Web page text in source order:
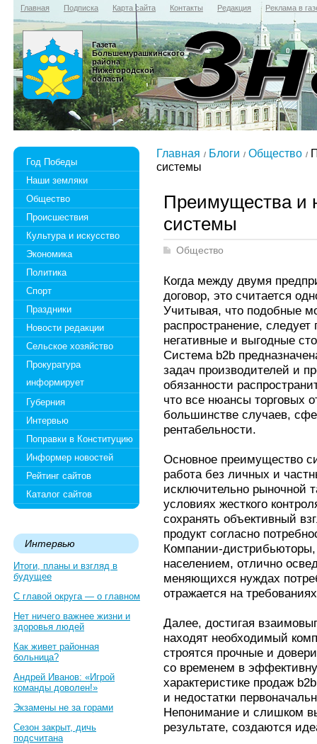
Главная Подписка Карта сайта Контакты Редакция Реклама в
Газета
Большемурашкинского
района
Нижегородской
области
Год Победы
Наши земляки
Общество
Происшествия
Культура и искусство
Экономика
Политика
Спорт
Праздники
Новости редакции
Сельское хозяйство
Прокуратура
информирует
Губерния
Интервью
Поправки в Конституцию
Информер новостей
Рейтинг сайтов
Каталог сайтов
Интервью
Итоги, планы и взгляд в
будущее
С главой округа — о главном
Нет ничего важнее жизни и
здоровья людей
Как живет районная
больница?
Андрей Иванов: «Игрой
команды доволен!»
Экзамены не за горами
Сезон закрыт, дичь
подсчитана
Главная Блоги Общество
системы
Преимущества и
системы
Общество
Когда между двумя
договор, это считается
Учитывая, что подобные
распространение,
негативные и выгодные
Система b2b
задач производителей и
обязанности
что все нюансы торговых
большинстве случаев,
рентабельности.
Основное преимущество
работа без личных и
исключительно рыночной
условиях жесткого
сохранять объективный
продукт согласно
Компании-
населением, отлично
меняющихся нуждах
отражается на
Далее, достигая
находят необходимый
строятся прочные и
со временем в
характеристике продаж
и недостатки
Непонимание и слишком
результате, создаются